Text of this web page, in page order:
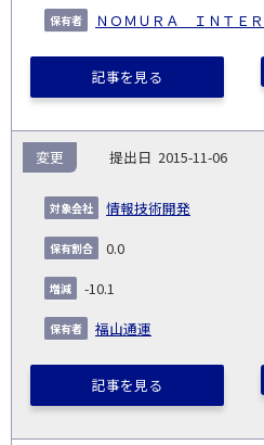
ＮＯＭＵＲＡ ＩＮＴＥ
記事を見る
2015-11-06
情報技術開発
変更
0.0
-10.1
福山通運
記事を見る